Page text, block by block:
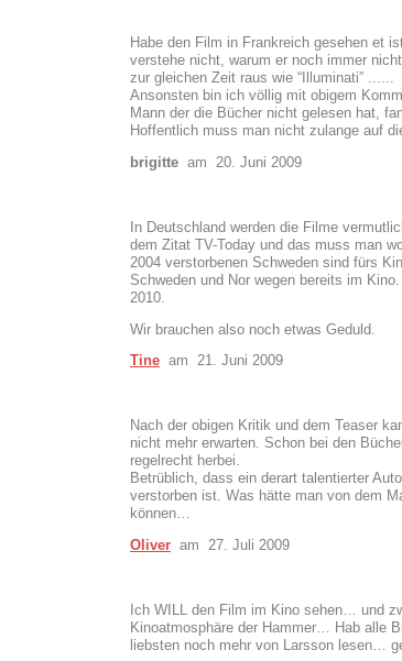
Habe den Film in Frankreich gesehen et
verstehe nicht, warum er noch immer
zur gleichen Zeit raus wie “Illuminati” ......
Ansonsten bin ich völlig mit obigem
Mann der die Bücher nicht gelesen hat,
Hoffentlich muss man nicht zulange auf
brigitte am 20. Juni 2009
In Deutschland werden die Filme
dem Zitat TV-Today und das muss man
2004 verstorbenen Schweden sind fürs
Schweden und Nor wegen bereits im
2010.
Wir brauchen also noch etwas Geduld.
Tine am 21. Juni 2009
Nach der obigen Kritik und dem Teaser
nicht mehr erwarten. Schon bei den
regelrecht herbei.
Betrüblich, dass ein derart talentierter
verstorben ist. Was hätte man von dem
können…
Oliver am 27. Juli 2009
Ich WILL den Film im Kino sehen… und
Kinoatmosphäre der Hammer… Hab alle
liebsten noch mehr von Larsson lesen…